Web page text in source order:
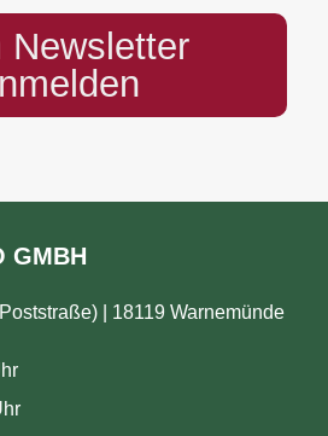
Newsletter
GMBH
| 18119 Warnemünde